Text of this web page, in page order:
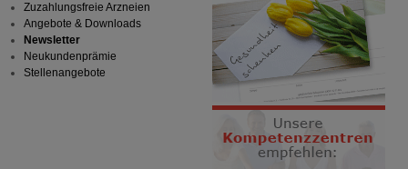
Zuzahlungsfreie Arzneien
Angebote & Downloads
Newsletter
Neukundenprämie
Stellenangebote